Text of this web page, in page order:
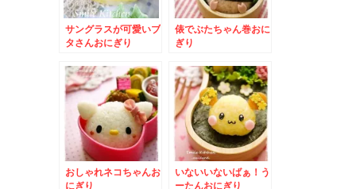
サングラスが可愛いブ
タさんおにぎり
俵でぶたちゃん巻おに
ぎり
おしゃれネコちゃんお
にぎり
いないいないばぁ！う
ーたんおにぎり